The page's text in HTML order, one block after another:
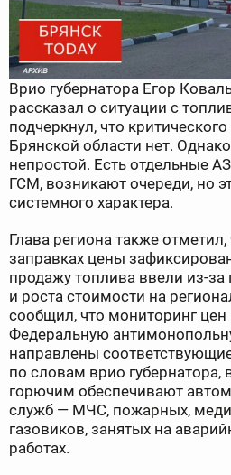
Врио губернатора Егор
рассказал о ситуации с
подчеркнул, что
Брянской области нет.
непростой. Есть отдельные
ГСМ, возникают очереди, но
системного характера.
Глава региона также
заправках цены
продажу топлива ввели из-
и роста стоимости на
сообщил, что мониторинг цен
Федеральную
направлены
по словам врио губернатора,
горючим обеспечивают
служб — МЧС, пожарных,
газовиков, занятых на
работах.